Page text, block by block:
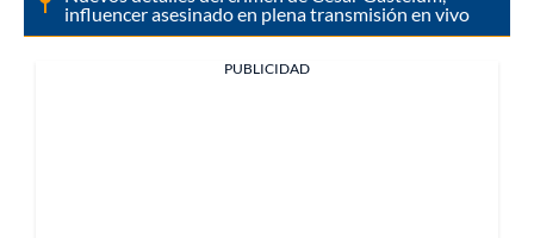
influencer asesinado en plena transmisión en vivo
PUBLICIDAD